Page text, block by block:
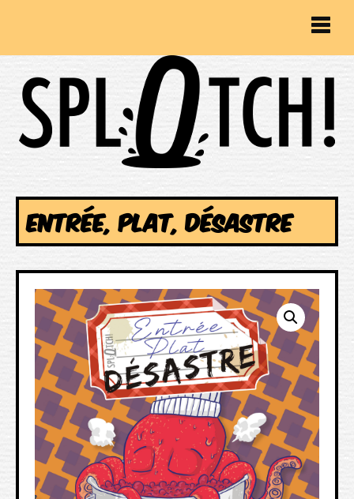
ENTRÉE, PLAT, DÉSASTRE